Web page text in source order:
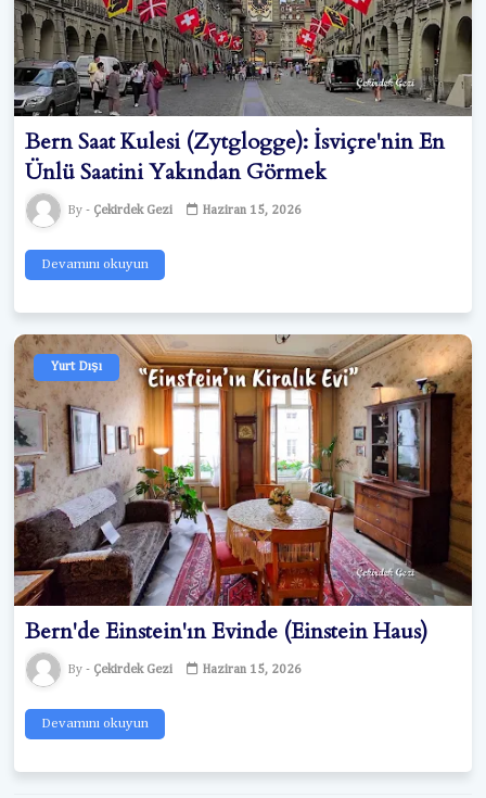
Bern Saat Kulesi (Zytglogge): İsviçre'nin En
Ünlü Saatini Yakından Görmek
Çekirdek Gezi Haziran 15, 2026
Devamını okuyun
Yurt Dışı
Bern'de Einstein'ın Evinde (Einstein Haus)
Çekirdek Gezi Haziran 15, 2026
Devamını okuyun